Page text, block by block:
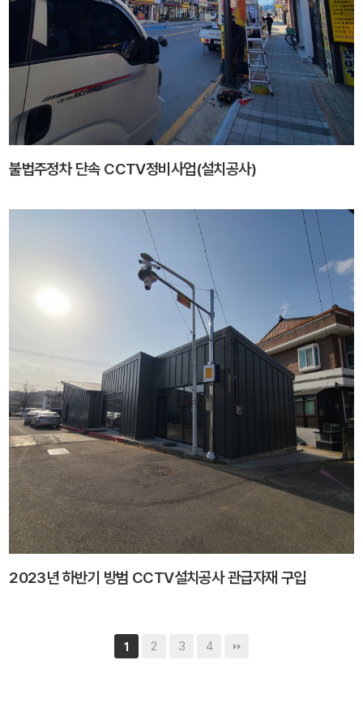
불법주정차 단속 CCTV정비사업(설치공사)
2023년 하반기 방범 CCTV설치공사 관급자재 구입
1 2 3 4